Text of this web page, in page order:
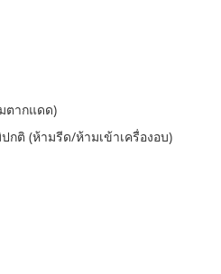
ตากแดด)
ติ (ห้ามรีด/ห้ามเข้าเครื่องอบ)